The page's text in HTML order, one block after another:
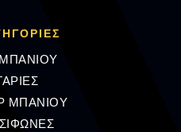
ΜΠΑΝΙΟΥ